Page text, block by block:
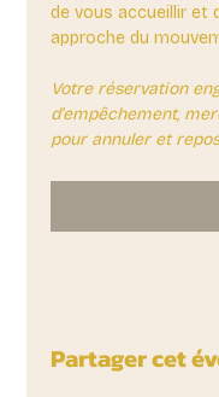
de vous accueillir et
approche du
Votre réservation
d'empêchement,
pour annuler et
Partager cet